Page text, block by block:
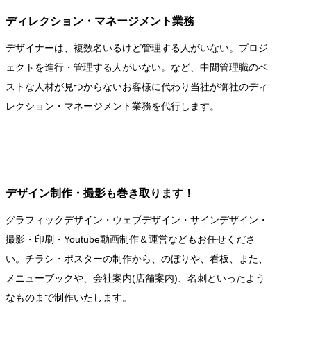
ディレクション・マネージメント業務
デザイナーは、複数名いるけど管理する人がいない。プロジ
ェクトを進行・管理する人がいない。など、中間管理職のベ
ストな人材が見つからないお客様に代わり当社が御社のディ
レクション・マネージメント業務を代行します。
デザイン制作・撮影も巻き取ります！
グラフィックデザイン・ウェブデザイン・サインデザイン・
撮影・印刷・Youtube動画制作＆運営などもお任せくださ
い。チラシ・ポスターの制作から、のぼりや、看板、また、
メニューブックや、会社案内(店舗案内)、名刺といったよう
なものまで制作いたします。